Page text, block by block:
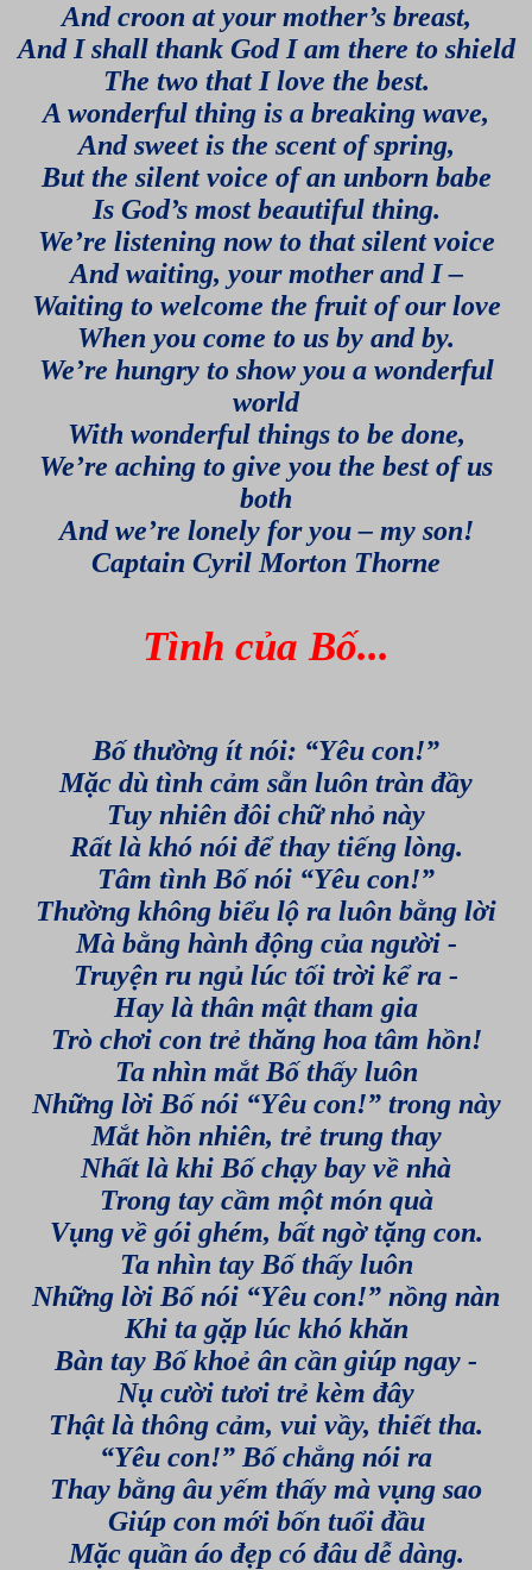
And croon at your mother’s breast,
And I shall thank God I am there to shield
The two that I love the best.
A wonderful thing is a breaking wave,
And sweet is the scent of spring,
But the silent voice of an unborn babe
Is God’s most beautiful thing.
We’re listening now to that silent voice
And waiting, your mother and I –
Waiting to welcome the fruit of our love
When you come to us by and by.
We’re hungry to show you a wonderful
world
With wonderful things to be done,
We’re aching to give you the best of us
both
And we’re lonely for you – my son!
Captain Cyril Morton Thorne
Tình của Bố...
Bố thường ít nói: “Yêu con!”
Mặc dù tình cảm sẵn luôn tràn đầy
Tuy nhiên đôi chữ nhỏ này
Rất là khó nói để thay tiếng lòng.
Tâm tình Bố nói “Yêu con!”
Thường không biểu lộ ra luôn bằng lời
Mà bằng hành động của người -
Truyện ru ngủ lúc tối trời kể ra -
Hay là thân mật tham gia
Trò chơi con trẻ thăng hoa tâm hồn!
Ta nhìn mắt Bố thấy luôn
Những lời Bố nói “Yêu con!” trong này
Mắt hồn nhiên, trẻ trung thay
Nhất là khi Bố chạy bay về nhà
Trong tay cầm một món quà
Vụng về gói ghém, bất ngờ tặng con.
Ta nhìn tay Bố thấy luôn
Những lời Bố nói “Yêu con!” nồng nàn
Khi ta gặp lúc khó khăn
Bàn tay Bố khoẻ ân cần giúp ngay -
Nụ cười tươi trẻ kèm đây
Thật là thông cảm, vui vầy, thiết tha.
“Yêu con!” Bố chẳng nói ra
Thay bằng âu yếm thấy mà vụng sao
Giúp con mới bốn tuổi đầu
Mặc quần áo đẹp có đâu dễ dàng.